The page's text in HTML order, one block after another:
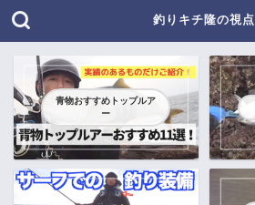
釣りキチ隆の視点
青物おすすめトップルア
ー